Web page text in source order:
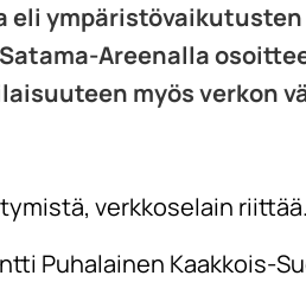
eli ympäristövaikutusten
Areenalla
myös verkon
verkkoselain riittää.
Puhalainen Kaakkois-